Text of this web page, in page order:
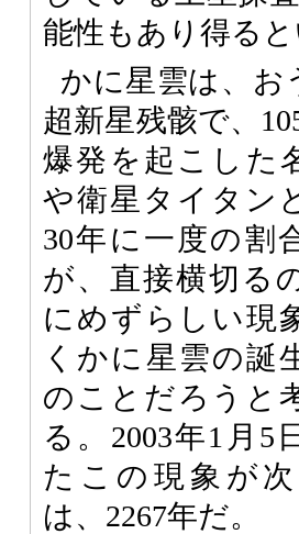
能性もあり得ると
かに星雲は、お
超新星残骸で、
爆発を起こした
や衛星タイタン
30年に一度の割
が、直接横切る
にめずらしい現
くかに星雲の誕
のことだろうと
る。2003年1月5
たこの現象が
は、2267年だ。